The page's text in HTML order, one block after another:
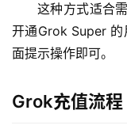
这种方式适合
开通Grok Super 的
面提示操作即可。
Grok充值流程